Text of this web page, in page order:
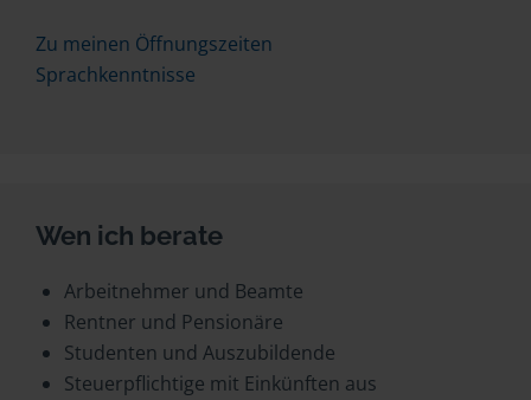
Zu meinen Öffnungszeiten
Sprachkenntnisse
Wen ich berate
Arbeitnehmer und Beamte
Rentner und Pensionäre
Studenten und Auszubildende
Steuerpflichtige mit Einkünften aus